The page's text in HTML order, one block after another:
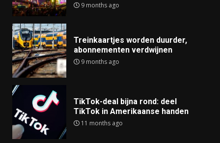
9 months ago
Treinkaartjes worden duurder,
abonnementen verdwijnen
9 months ago
TikTok-deal bijna rond: deel
TikTok in Amerikaanse handen
11 months ago